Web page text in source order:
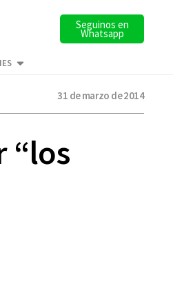
Seguinos en
Whatsapp
31 de marzo de 2014
“los